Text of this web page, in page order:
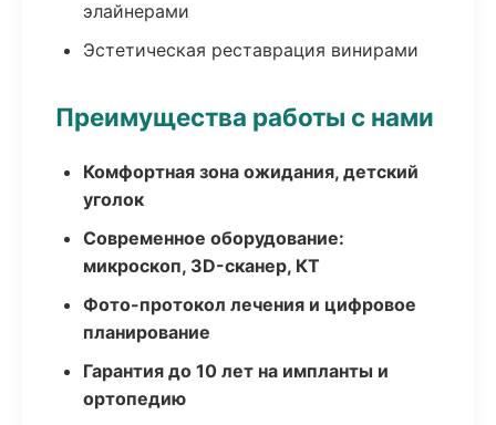
элайнерами
Эстетическая реставрация винирами
Преимущества работы с нами
Комфортная зона ожидания, детский
уголок
Современное оборудование:
микроскоп, 3D-сканер, КТ
Фото-протокол лечения и цифровое
планирование
Гарантия до 10 лет на импланты и
ортопедию